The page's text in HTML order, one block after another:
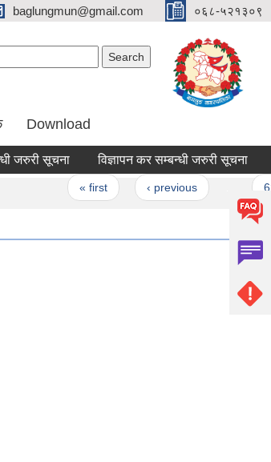
baglungmun@gmail.com ०६८-५२१३०९
Download
सूचना विज्ञापन कर सम्बन्धी जरुरी सूचना
« first ‹ previous